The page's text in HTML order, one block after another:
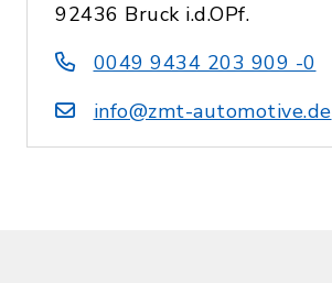
92436 Bruck i.d.OPf.
0049 9434 203 909 -0
info@zmt-automotive.de